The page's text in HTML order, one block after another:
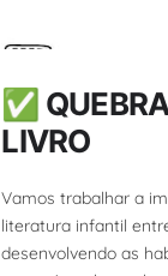
✅
LIVRO
Vamos trabalhar a
literatura infantil
desenvolvendo as